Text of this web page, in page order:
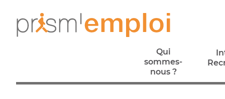
Prism’emploi, retour à l'accueil
Qui
sommes-
nous ?